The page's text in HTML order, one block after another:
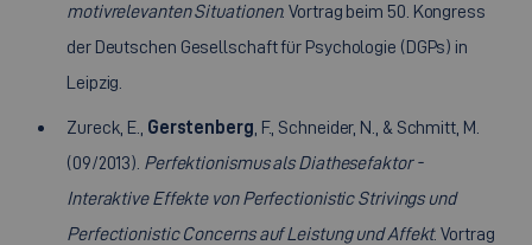
motivrelevanten Situationen. Vortrag beim 50. Kongress
der Deutschen Gesellschaft für Psychologie (DGPs) in
Leipzig.
Zureck, E., Gerstenberg , F., Schneider, N., & Schmitt, M.
(09/2013). Perfektionismus als Diathesefaktor -
Interaktive Effekte von Perfectionistic Strivings und
Perfectionistic Concerns auf Leistung und Affekt. Vortrag